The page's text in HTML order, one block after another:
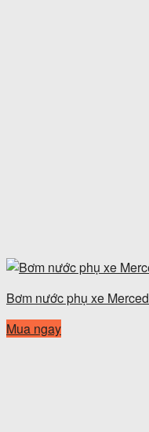
Bơm nước phụ xe
Mua ngay